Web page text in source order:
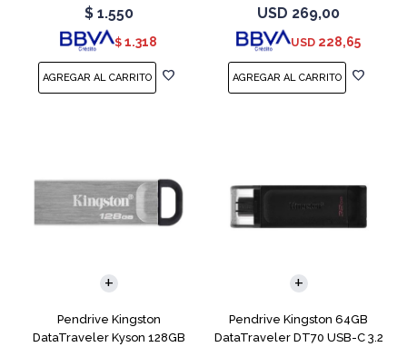
$ 1.550
$ 1.318
SATA 3
USD 269,00
USD 228,65
Pendrive Kingston
DataTraveler Kyson 128GB
Pendrive Kingston 64GB
DataTraveler DT70 USB-C 3.2